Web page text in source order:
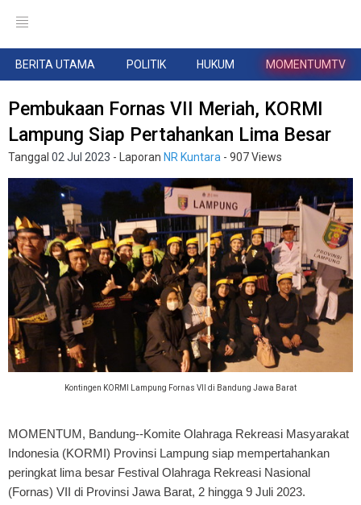
BERITA UTAMA POLITIK HUKUM MOMENTUMTV
Pembukaan Fornas VII Meriah, KORMI
Lampung Siap Pertahankan Lima Besar
Tanggal 02 Jul 2023 - Laporan NR Kuntara - 907 Views
Kontingen KORMI Lampung Fornas VII di Bandung Jawa Barat
MOMENTUM, Bandung--Komite Olahraga Rekreasi Masyarakat
Indonesia (KORMI) Provinsi Lampung siap mempertahankan
peringkat lima besar Festival Olahraga Rekreasi Nasional
(Fornas) VII di Provinsi Jawa Barat, 2 hingga 9 Juli 2023.